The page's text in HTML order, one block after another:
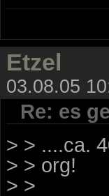
Etzel
03.08.05
Re: es
> > ....ca.
> > org!
> >